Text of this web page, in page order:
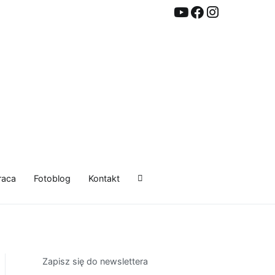
Fotoblog Kontakt
Zapisz się do newslettera